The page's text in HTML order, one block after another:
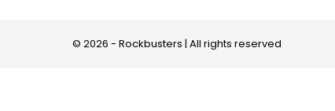
© 2026 - Rockbusters | All rights reserved